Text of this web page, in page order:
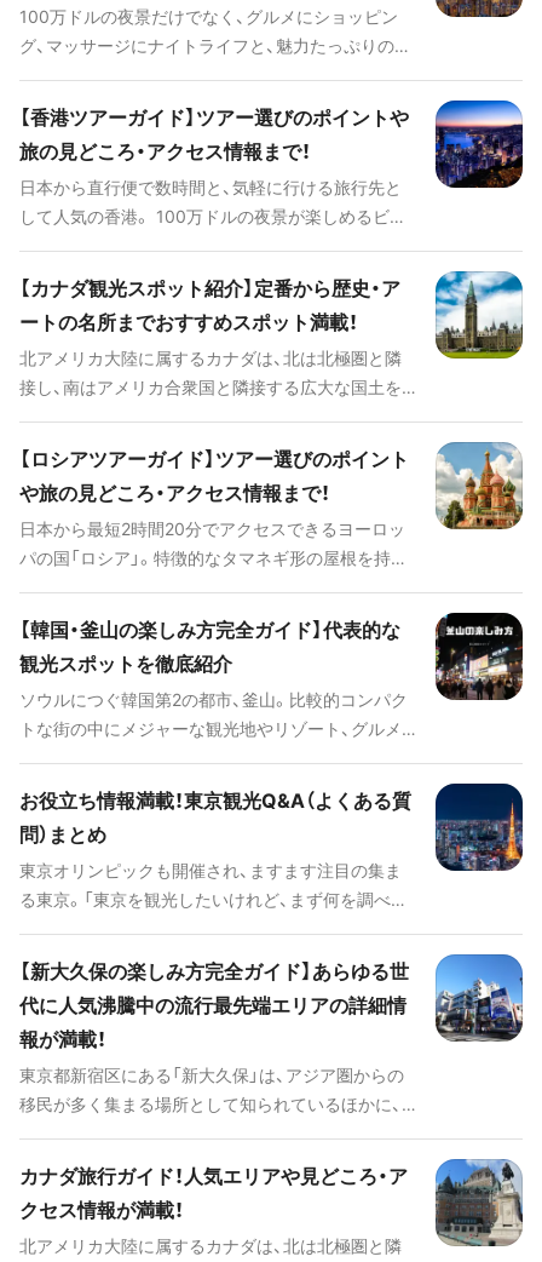
100万ドルの夜景だけでなく、グルメにショッピン
グ、マッサージにナイトライフと、魅力たっぷりの香
メ、移動手段やおすすめホテルまで、香港とマカオ旅
行に役立つ情報をお届けします。
【香港ツアーガイド】ツアー選びのポイントや
旅の見どころ・アクセス情報まで！
日本から直行便で数時間と、気軽に行ける旅行先と
して人気の香港。 100万ドルの夜景が楽しめるビク
る香港ディズニーランド、ローカル色たっぷりのシ
ョッピングスポットなど、楽しみ方も多彩！香港観光
の定番から穴場まで、是非訪れてみたいスポットを
ご紹介します。
【カナダ観光スポット紹介】定番から歴史・ア
ートの名所までおすすめスポット満載！
北アメリカ大陸に属するカナダは、北は北極圏と隣
接し、南はアメリカ合衆国と隣接する広大な国土を
比較的新しい国ではあるものの、トロントやバンク
ーバーなどといった経済・エンターテイメントの最
先端をゆく大都市と、季節ごとにさまざまな表情を
見せる大自然が共存しており、独特の魅力を持って
います。 この記事では、カナダ旅行の際には必ず訪
れたい定番の観光スポットや必ず食べたい絶品グル
メ、そして主要都市ごとの交通手段やアクセスに関
情報をたっぷりご紹介していきます。
【ロシアツアーガイド】ツアー選びのポイント
や旅の見どころ・アクセス情報まで！
日本から最短2時間20分でアクセスできるヨーロッ
パの国「ロシア」。特徴的なタマネギ形の屋根を持つ
した美味しい伝統グルメなど見どころが多いことか
ら、毎年世界中から多くの観光客が訪れています。こ
のページではロシア旅行に必要な基本情報、おすす
めのツアーやホテル、その他知っておくと便利な情
報など、皆さんが旅行前に知っておきたいことをご
紹介します。ロシアへの旅行を検討されている方も
そうでない方も、これを読んだらきっとロシアに行
【韓国・釜山の楽しみ方完全ガイド】代表的な
観光スポットを徹底紹介
ソウルにつぐ韓国第2の都市、釜山。比較的コンパク
トな街の中にメジャーな観光地やリゾート、グルメ、
て、旅行先として人気を集めています。今回はそんな
釜山の人気スポットをエリア別にご紹介します。 ##
音声ガイド
[spotify:id:6Qhhdt36J2455mSTBnAzCt]
お役立ち情報満載！東京観光Q&A（よくある質
問）まとめ
東京オリンピックも開催され、ますます注目の集ま
る東京。「東京を観光したいけれど、まず何を調べれ
おでかけに必要な情報をまとめました。これから初
めて東京へ訪れるという方も、久しぶりに東京に行
くという方も、この記事を読めば安心です。 さまざ
まな楽しみ方やスポット、交通手段についてなど東
京観光に必要な情報を網羅しています。他のコラム
も参考にしながら、ぜひ東京観光の計画を立ててみ
【新大久保の楽しみ方完全ガイド】あらゆる世
代に人気沸騰中の流行最先端エリアの詳細情
報が満載！
東京都新宿区にある「新大久保」は、アジア圏からの
移民が多く集まる場所として知られているほかに、
ることでも有名なエリアです。 韓国でブームを巻き
起こしたものが新大久保から発信され、日本中に広
まっていくことから、街は流行に敏感な女性たちで
いつも賑わっています。 また、コリアンタウンはも
カナダ旅行ガイド！人気エリアや見どころ・ア
クセス情報が満載！
北アメリカ大陸に属するカナダは、北は北極圏と隣